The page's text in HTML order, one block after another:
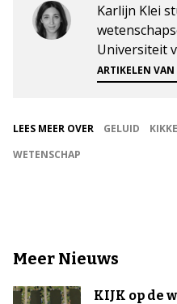
Karlijn Klei
Universiteit
ARTIKELEN VAN
LEES MEER OVER GELUID
WETENSCHAP
Meer Nieuws
KIJK op de